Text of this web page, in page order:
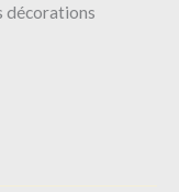
décorations